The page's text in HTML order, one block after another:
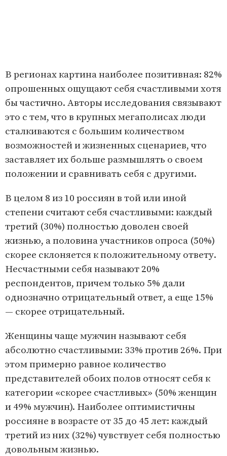
В регионах картина наиболее позитивная: 82%
опрошенных ощущают себя счастливыми хотя
бы частично. Авторы исследования связывают
это с тем, что в крупных мегаполисах люди
сталкиваются с большим количеством
возможностей и жизненных сценариев, что
заставляет их больше размышлять о своем
положении и сравнивать себя с другими.
В целом 8 из 10 россиян в той или иной
степени считают себя счастливыми: каждый
третий (30%) полностью доволен своей
жизнью, а половина участников опроса (50%)
скорее склоняется к положительному ответу.
Несчастными себя называют 20%
респондентов, причем только 5% дали
однозначно отрицательный ответ, а еще 15%
— скорее отрицательный.
Женщины чаще мужчин называют себя
абсолютно счастливыми: 33% против 26%. При
этом примерно равное количество
представителей обоих полов относят себя к
категории «скорее счастливых» (50% женщин
и 49% мужчин). Наиболее оптимистичны
россияне в возрасте от 35 до 45 лет: каждый
третий из них (32%) чувствует себя полностью
довольным жизнью.